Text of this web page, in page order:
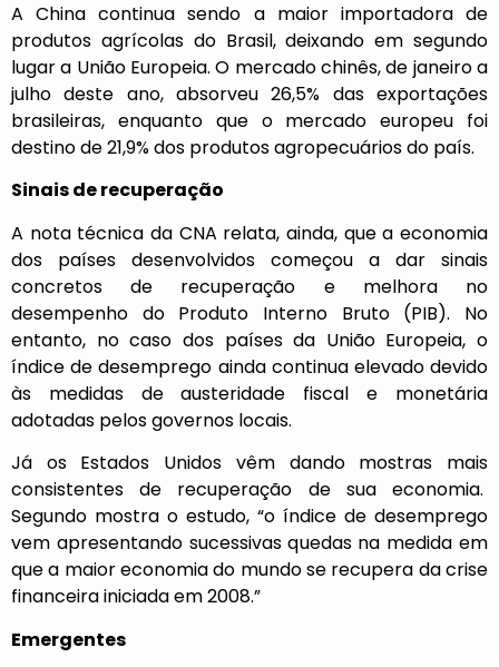
A China continua sendo a maior importadora de
produtos agrícolas do Brasil, deixando em segundo
lugar a União Europeia. O mercado chinês, de janeiro a
julho deste ano, absorveu 26,5% das exportações
brasileiras, enquanto que o mercado europeu foi
destino de 21,9% dos produtos agropecuários do país.
Sinais de recuperação
A nota técnica da CNA relata, ainda, que a economia
dos países desenvolvidos começou a dar sinais
concretos de recuperação e melhora no
desempenho do Produto Interno Bruto (PIB). No
entanto, no caso dos países da União Europeia, o
índice de desemprego ainda continua elevado devido
às medidas de austeridade fiscal e monetária
adotadas pelos governos locais.
Já os Estados Unidos vêm dando mostras mais
consistentes de recuperação de sua economia.
Segundo mostra o estudo, “o índice de desemprego
vem apresentando sucessivas quedas na medida em
que a maior economia do mundo se recupera da crise
financeira iniciada em 2008.”
Emergentes